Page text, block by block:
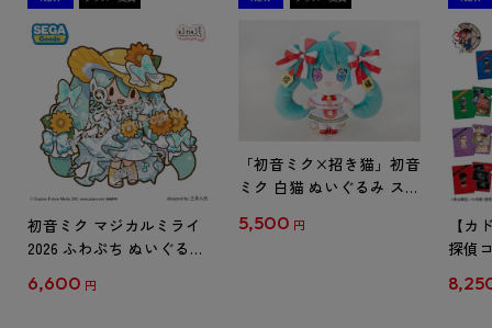
初音ミク マジカルミライ
2026 ふわぷち ぬいぐるみ
6,600 円
「初音ミク×招き猫」初音
ミク 白猫 ぬいぐるみ スタ
5,500 円
【カ
探偵
クリ